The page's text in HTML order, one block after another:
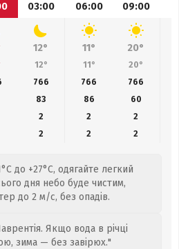
03:00 06:00 09:00
12° 11° 20°
12° 11° 20°
766 766 766
83 86 60
2 2
2
2 2 2
до +27°C, одягайте легкий
дня небо буде чистим,
до 2 м/с, без опадів.
Якщо вода в річці
зима — без завірюх."